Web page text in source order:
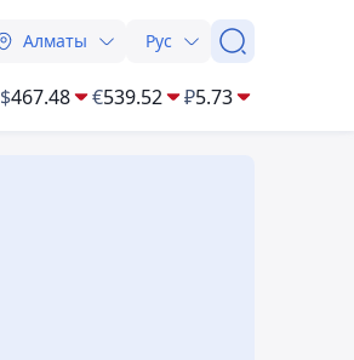
Алматы Рус
$467.48 €539.52 ₽5.73